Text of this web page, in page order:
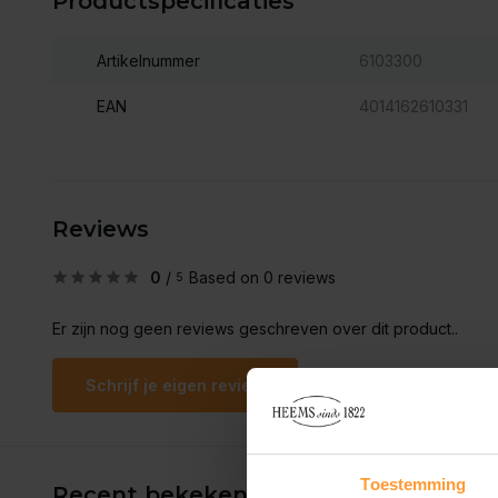
Toestemming
Artikelnummer 6103300
EAN 4014162610331
Reviews
0 / 5 Based on 0 reviews
Er zijn nog geen reviews geschreven over dit product..
Schrijf je eigen review